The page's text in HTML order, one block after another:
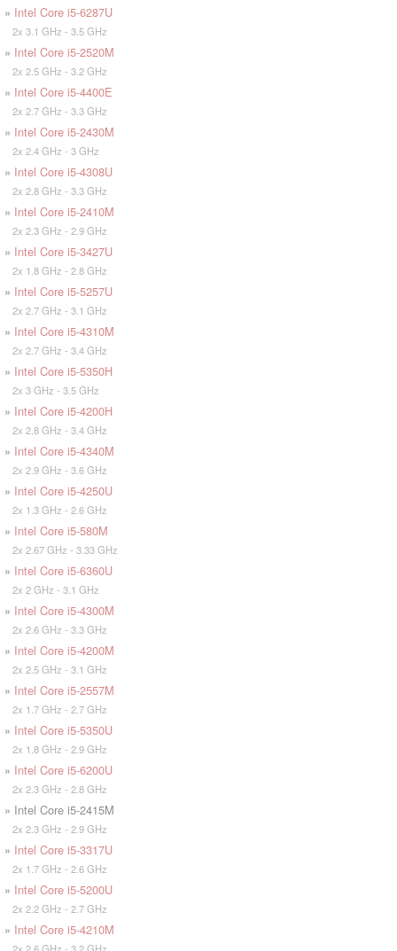
» Intel Core i5-6287U
2x 3.1 GHz - 3.5 GHz
» Intel Core i5-2520M
2x 2.5 GHz - 3.2 GHz
» Intel Core i5-4400E
2x 2.7 GHz - 3.3 GHz
» Intel Core i5-2430M
2x 2.4 GHz - 3 GHz
» Intel Core i5-4308U
2x 2.8 GHz - 3.3 GHz
» Intel Core i5-2410M
2x 2.3 GHz - 2.9 GHz
» Intel Core i5-3427U
2x 1.8 GHz - 2.8 GHz
» Intel Core i5-5257U
2x 2.7 GHz - 3.1 GHz
» Intel Core i5-4310M
2x 2.7 GHz - 3.4 GHz
» Intel Core i5-5350H
2x 3 GHz - 3.5 GHz
» Intel Core i5-4200H
2x 2.8 GHz - 3.4 GHz
» Intel Core i5-4340M
2x 2.9 GHz - 3.6 GHz
» Intel Core i5-4250U
2x 1.3 GHz - 2.6 GHz
» Intel Core i5-580M
2x 2.67 GHz - 3.33 GHz
» Intel Core i5-6360U
2x 2 GHz - 3.1 GHz
» Intel Core i5-4300M
2x 2.6 GHz - 3.3 GHz
» Intel Core i5-4200M
2x 2.5 GHz - 3.1 GHz
» Intel Core i5-2557M
2x 1.7 GHz - 2.7 GHz
» Intel Core i5-5350U
2x 1.8 GHz - 2.9 GHz
» Intel Core i5-6200U
2x 2.3 GHz - 2.8 GHz
» Intel Core i5-2415M
2x 2.3 GHz - 2.9 GHz
» Intel Core i5-3317U
2x 1.7 GHz - 2.6 GHz
» Intel Core i5-5200U
2x 2.2 GHz - 2.7 GHz
» Intel Core i5-4210M